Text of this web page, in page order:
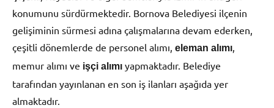
konumunu sürdürmektedir. Bornova Belediyesi ilçenin
gelişiminin sürmesi adına çalışmalarına devam ederken,
çeşitli dönemlerde de personel alımı, eleman alımı,
memur alımı ve işçi alımı yapmaktadır. Belediye
tarafından yayınlanan en son iş ilanları aşağıda yer
almaktadır.